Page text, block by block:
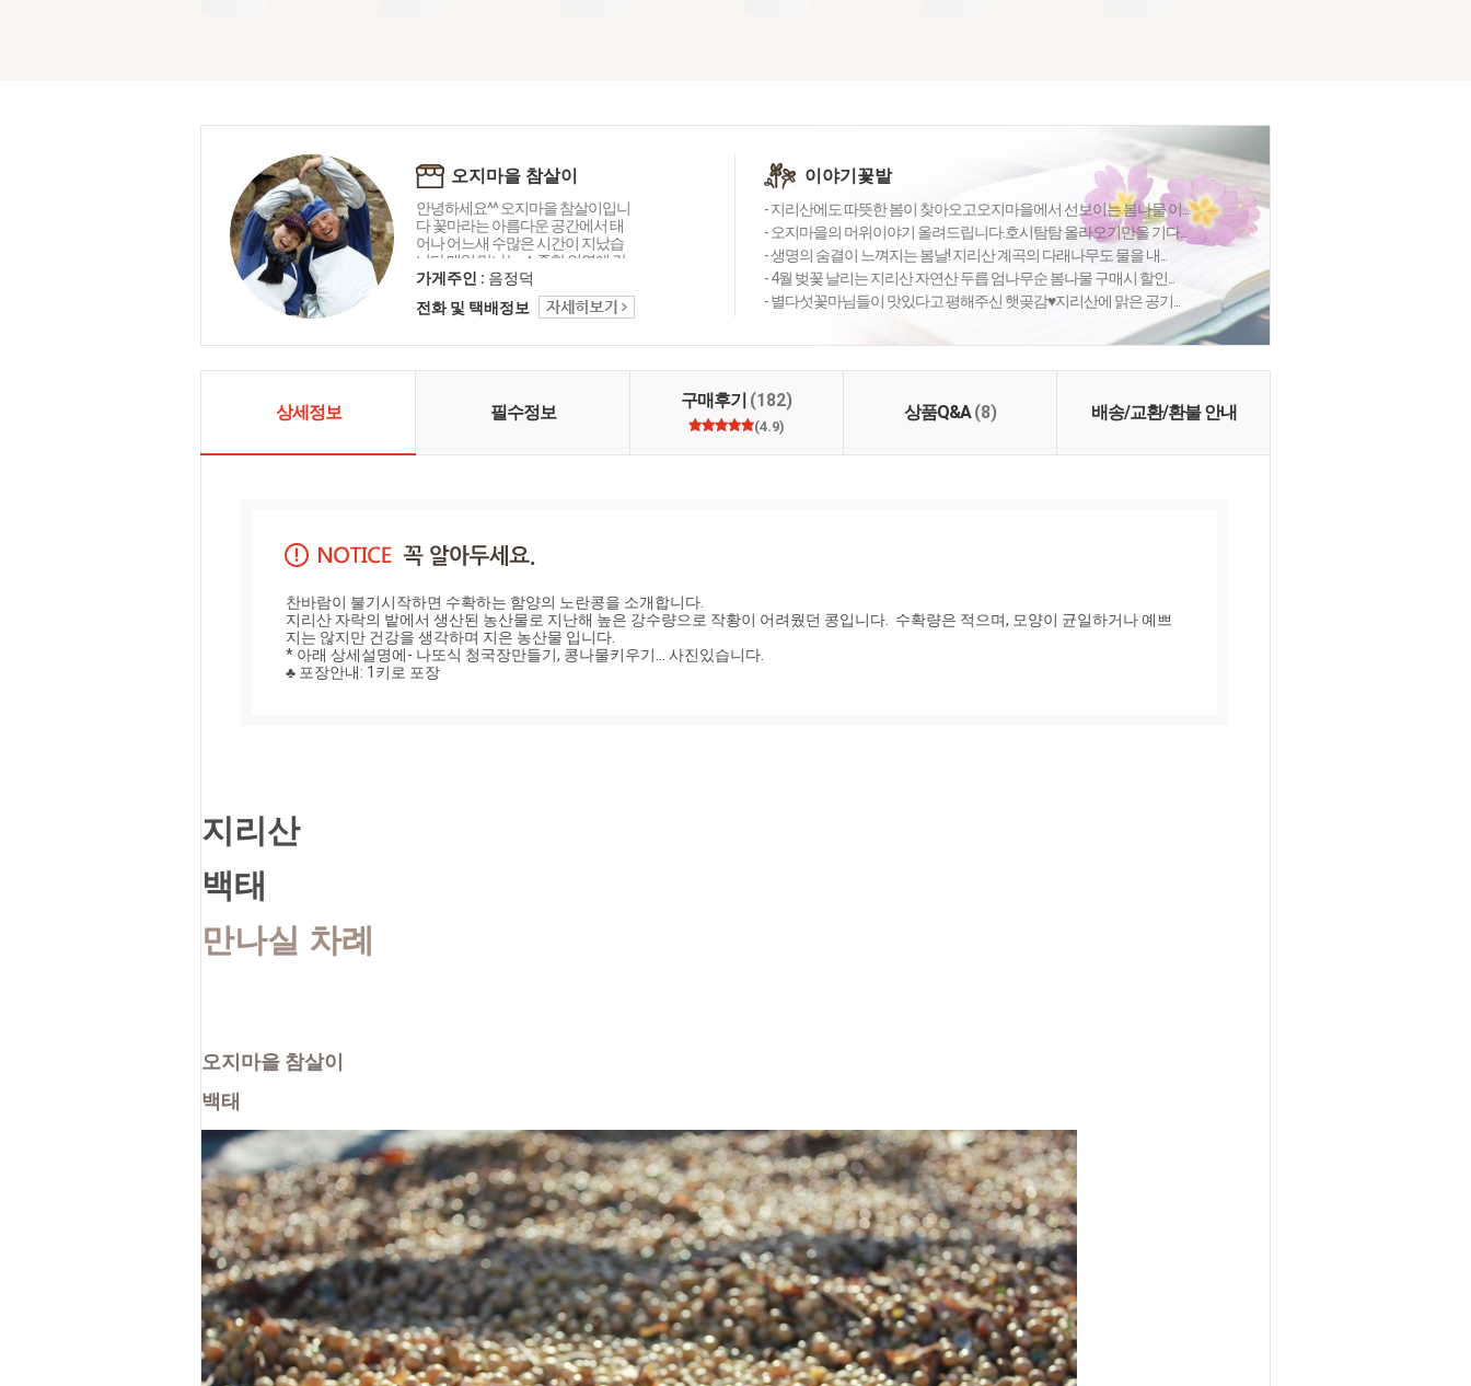
오지마을 참살이
안녕하세요^^ 오지마을 참살이입니
다 꽃마라는 아름다운 공간에서 태
어나 어느새 수많은 시간이 지났습
니다 매일 만나는 소중한 인연에 감
사드리며 오늘도 좋은 상품 감사의
마음을 담아 행복 미소로 전해드립
니다 함께해 주셔서 고맙습니다 ^_^
가게주인 : 음정덕
전화 및 택배정보
이야기꽃밭
- 지리산에도 따뜻한 봄이 찾아오고오지마을에서 선보이는 봄나물 이...
- 오지마을의 머위이야기 올려드립니다.호시탐탐 올라오기만을 기다...
- 생명의 숨결이 느껴지는 봄날! 지리산 계곡의 다래나무도 물을 내...
- 4월 벚꽃 날리는 지리산 자연산 두릅 엄나무순 봄나물 구매시 할인...
- 별다섯꽃마님들이 맛있다고 평해주신 햇곶감♥지리산에 맑은 공기...
상세정보 필수정보
구매후기 (182)
(4.9)
상품Q&A(8) 배송/교환/환불 안내
찬바람이 불기시작하면 수확하는 함양의 노란콩을 소개합니다.
지리산 자락의 밭에서 생산된 농산물로 지난해 높은 강수량으로 작황이 어려웠던 콩입니다.  수확량은 적으며, 모양이 균일하거나 예쁘
지는 않지만 건강을 생각하며 지은 농산물 입니다.
* 아래 상세설명에- 나또식 청국장만들기, 콩나물키우기... 사진있습니다.
♣ 포장안내: 1키로 포장
지리산
백태
만나실 차례
오지마을 참살이
백태